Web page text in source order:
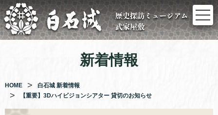
コ
ン
テ
ン
キ
プ
新着情報
HOME
白石城 新着情報
【重要】3Dハイビジョンシアター 貸切のお知らせ